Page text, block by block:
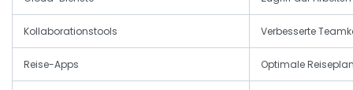
Kollaborationstools Verbesserte
Reise-Apps Optimale